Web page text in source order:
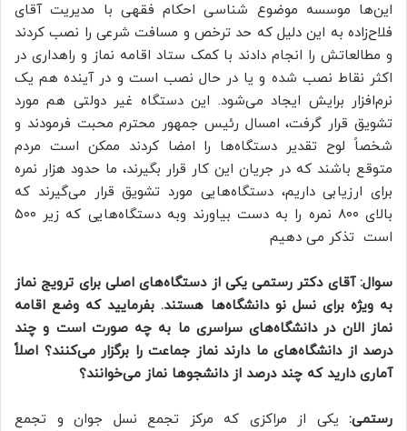
این‌ها موسسه موضوع شناسی احکام فقهی با مدیریت آقای
فلاح‌زاده به این دلیل که حد ترخص و مسافت شرعی را نصب کردند
و مطالعاتش را انجام دادند با کمک ستاد اقامه نماز و راهداری در
اکثر نقاط نصب شده و یا در حال نصب است و در آینده هم یک
نرم‌افزار برایش ایجاد می‌شود. این دستگاه غیر دولتی هم مورد
تشویق قرار گرفت، امسال رئیس جمهور محترم محبت فرمودند و
شخصاً لوح تقدیر دستگاه‌ها را امضا کردند ممکن است مردم
متوقع باشند که در جریان این کار قرار بگیرند، ما حدود هزار نمره
برای ارزیابی داریم، دستگاه‌هایی مورد تشویق قرار می‌گیرند که
بالای ۸۰۰ نمره را به دست بیاورند وبه دستگاه‌هایی که زیر ۵۰۰
است تذکر می دهیم
سوال: آقای دکتر رستمی یکی از دستگاه‌های اصلی برای ترویج نماز
به ویژه برای نسل نو دانشگاه‌ها هستند. بفرمایید که وضع اقامه
نماز الان در دانشگاه‌های سراسری ما به چه صورت است و چند
درصد از دانشگاه‌های ما دارند نماز جماعت را برگزار می‌کنند؟ اصلاً
آماری دارید که چند درصد از دانشجوها نماز می‌خوانند؟
رستمی: یکی از مراکزی که مرکز تجمع نسل جوان و تجمع